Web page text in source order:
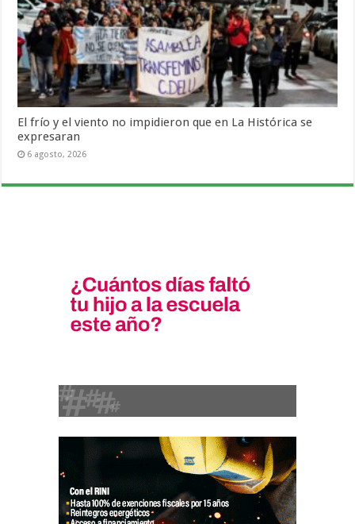
El frío y el viento no impidieron que en La Histórica se
expresaran
6 agosto, 2026